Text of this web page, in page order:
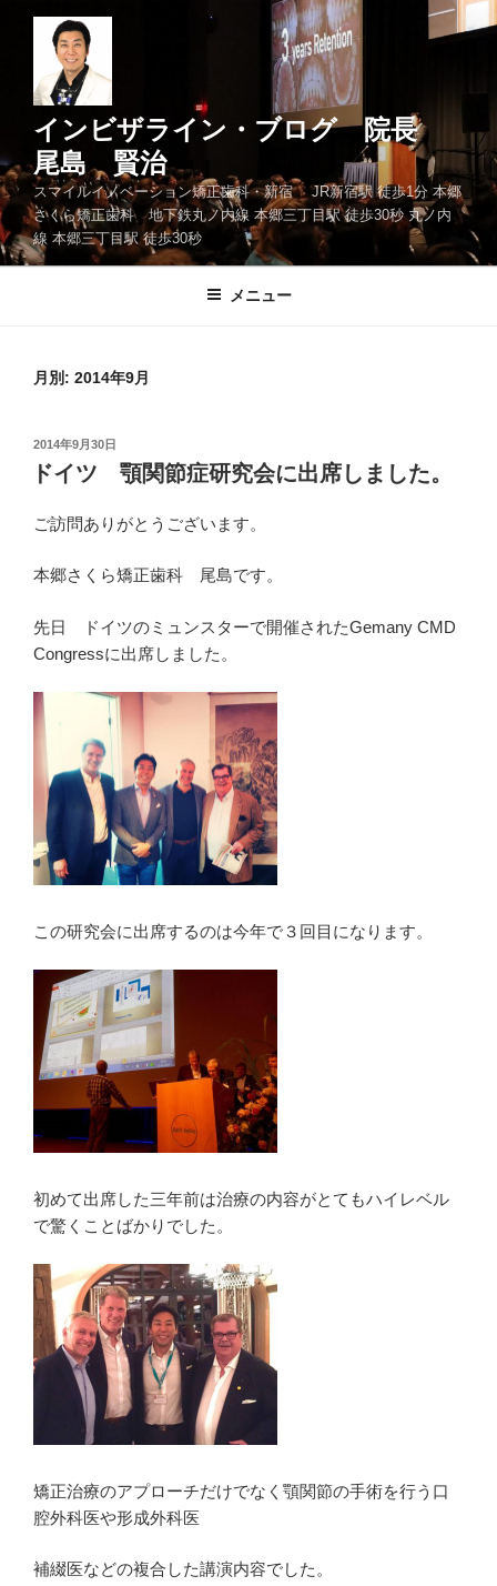
ス
キ
ッ
プ
インビザライン・ブログ 院長
尾島 賢治
スマイルイノベーション矯正歯科・新宿 JR新宿駅 徒歩1分 本郷
さくら矯正歯科 地下鉄丸ノ内線 本郷三丁目駅 徒歩30秒 丸ノ内
線 本郷三丁目駅 徒歩30秒
メニュー
月別: 2014年9月
投
稿
日:
2014年9月30日
ドイツ 顎関節症研究会に出席しました。
ご訪問ありがとうございます。
本郷さくら矯正歯科 尾島です。
先日 ドイツのミュンスターで開催されたGemany CMD
Congressに出席しました。
この研究会に出席するのは今年で３回目になります。
初めて出席した三年前は治療の内容がとてもハイレベル
で驚くことばかりでした。
矯正治療のアプローチだけでなく顎関節の手術を行う口
腔外科医や形成外科医
補綴医などの複合した講演内容でした。